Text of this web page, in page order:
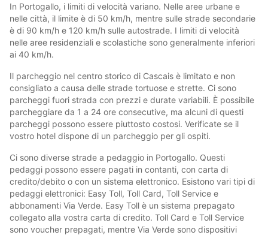
In Portogallo, i limiti di velocità variano. Nelle aree urbane e
nelle città, il limite è di 50 km/h, mentre sulle strade secondarie
è di 90 km/h e 120 km/h sulle autostrade. I limiti di velocità
nelle aree residenziali e scolastiche sono generalmente inferiori
ai 40 km/h.
Il parcheggio nel centro storico di Cascais è limitato e non
consigliato a causa delle strade tortuose e strette. Ci sono
parcheggi fuori strada con prezzi e durate variabili. È possibile
parcheggiare da 1 a 24 ore consecutive, ma alcuni di questi
parcheggi possono essere piuttosto costosi. Verificate se il
vostro hotel dispone di un parcheggio per gli ospiti.
Ci sono diverse strade a pedaggio in Portogallo. Questi
pedaggi possono essere pagati in contanti, con carta di
credito/debito o con un sistema elettronico. Esistono vari tipi di
pedaggi elettronici: Easy Toll, Toll Card, Toll Service e
abbonamenti Via Verde. Easy Toll è un sistema prepagato
collegato alla vostra carta di credito. Toll Card e Toll Service
sono voucher prepagati, mentre Via Verde sono dispositivi